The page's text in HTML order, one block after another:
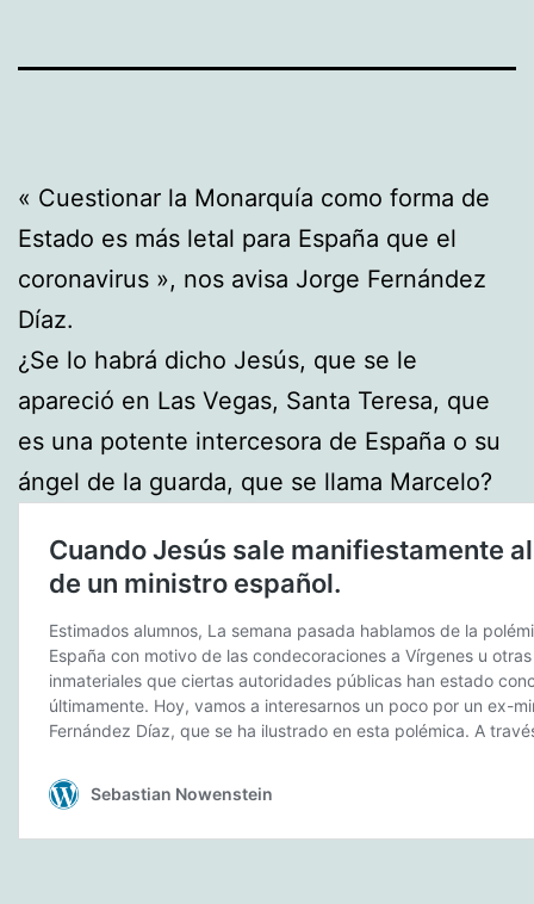
« Cuestionar la Monarquía como forma de
Estado es más letal para España que el
coronavirus », nos avisa Jorge Fernández
Díaz.
¿Se lo habrá dicho Jesús, que se le
apareció en Las Vegas, Santa Teresa, que
es una potente intercesora de España o su
ángel de la guarda, que se llama Marcelo?